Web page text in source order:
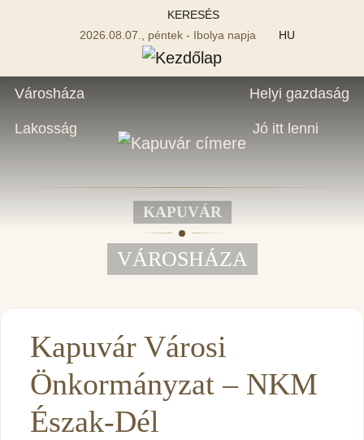
KERESÉS
2026.08.07., péntek - Ibolya napja
HU
Városháza
Lakosság
Helyi gazdaság
Jó itt lenni
KAPUVÁR
VÁROSHÁZA
Kapuvár Városi
Önkormányzat – NKM
Észak-Dél